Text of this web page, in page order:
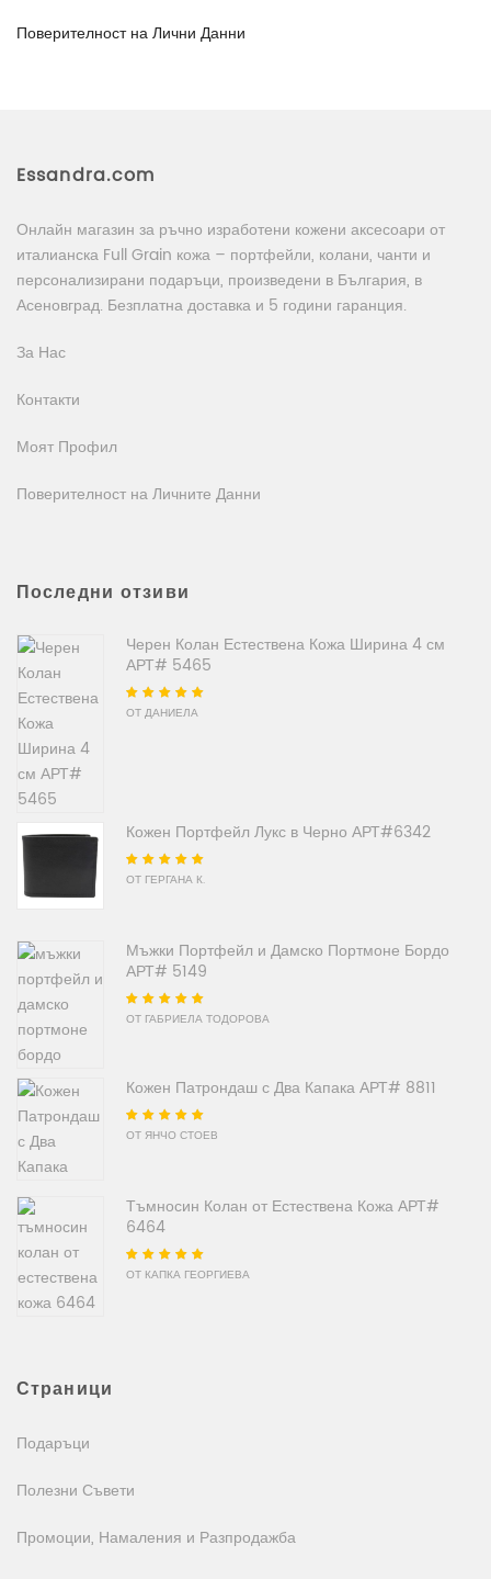
Поверителност на Лични Данни
Essandra.com
Онлайн магазин за ръчно изработени кожени аксесоари от
италианска Full Grain кожа – портфейли, колани, чанти и
персонализирани подаръци, произведени в България, в
Асеновград. Безплатна доставка и 5 години гаранция.
За Нас
Контакти
Моят Профил
Поверителност на Личните Данни
Последни отзиви
Черен Колан Естествена Кожа Ширина 4 см
АРТ# 5465
Оценено на5
ОТ ДАНИЕЛА
Кожен Портфейл Лукс в Черно АРТ#6342
Оценено на 5
ОТ ГЕРГАНА К.
Мъжки Портфейл и Дамско Портмоне Бордо
АРТ# 5149
Оценено на5 от
ОТ ГАБРИЕЛА ТОДОРОВА
Кожен Патрондаш с Два Капака АРТ# 8811
Оценено на5от
ОТ ЯНЧО СТОЕВ
Тъмносин Колан от Естествена Кожа АРТ#
6464
Оценено на5от
ОТ КАПКА ГЕОРГИЕВА
Страници
Подаръци
Полезни Съвети
Промоции, Намаления и Разпродажба